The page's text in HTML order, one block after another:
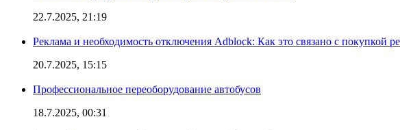
22.7.2025, 21:19
Реклама и необходимость отключения Adblock: Как это связано с покупкой
20.7.2025, 15:15
Профессиональное переоборудование автобусов
18.7.2025, 00:31